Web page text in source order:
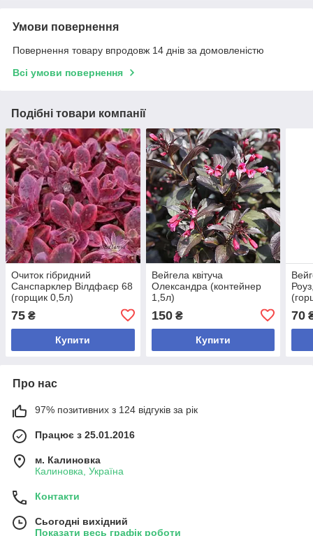
Умови повернення
Повернення товару впродовж 14 днів за домовленістю
Всі умови повернення
Подібні товари компанії
Очиток гібридний
Санспарклер Вілдфаєр 68
(горщик 0,5л)
75 ₴
Купити
Вейгела квітуча
Олександра (контейнер
1,5л)
150₴
Купити
70
Про нас
97% позитивних з 124 відгуків за рік
Працює з 25.01.2016
м. Калиновка
Калиновка, Україна
Контакти
Сьогодні вихідний
Показати весь графік роботи